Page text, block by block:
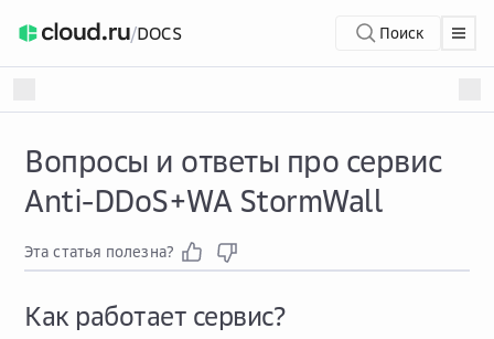
/DOCS Поиск
Вопросы и ответы про сервис
Anti-DDoS+WA StormWall
Эта статья полезна?
Как работает сервис?